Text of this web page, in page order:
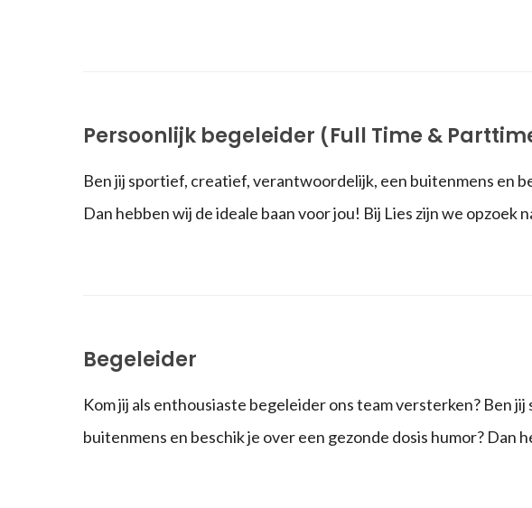
Persoonlijk begeleider (Full Time &
Ben jij sportief, creatief, verantwoordelijk, een buitenmens en
Dan hebben wij de ideale baan voor jou! Bij Lies zijn we opzoek
Begeleider
Kom jij als enthousiaste begeleider ons team versterken? Ben
buitenmens en beschik je over een gezonde dosis humor? Dan